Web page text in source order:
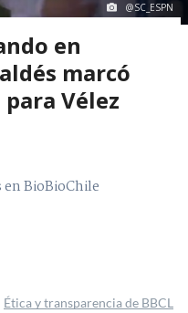
@SC_ESPN
en
marcó
Vélez
en BioBioChile
Ética y transparencia de BBCL